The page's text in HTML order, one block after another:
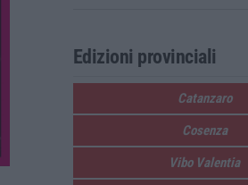
Edizioni provinciali
Catanzaro
Cosenza
Vibo Valentia